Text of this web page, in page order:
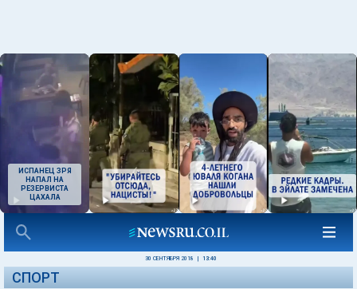
ИСПАНЕЦ ЗРЯ
НАПАЛ НА
РЕЗЕРВИСТА
ЦАХАЛА
30 СЕНТЯБРЯ 2018 13:40
СПОРТ